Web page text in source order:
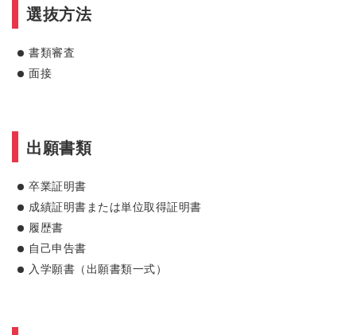
選抜方法
書類審査
面接
出願書類
卒業証明書
成績証明書または単位取得証明書
履歴書
自己申告書
入学願書（出願書類一式）